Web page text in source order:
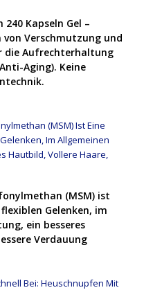
Kapseln Gel –
Verschmutzung und
die Aufrechterhaltung
Aging). Keine
(MSM) ist
Gelenken, im
ein besseres
Verdauung